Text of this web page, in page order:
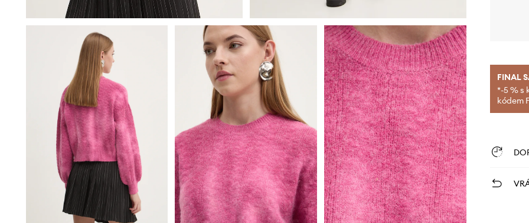
FINAL
*-5 % s
kódem